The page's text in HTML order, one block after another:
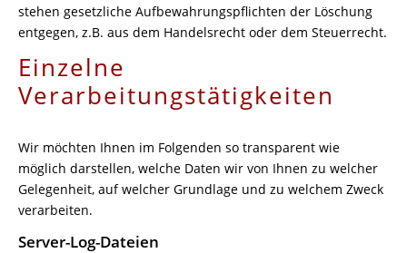
stehen gesetzliche Aufbewahrungspflichten der Löschung
entgegen, z.B. aus dem Handelsrecht oder dem Steuerrecht.
Einzelne
Verarbeitungstätigkeiten
Wir möchten Ihnen im Folgenden so transparent wie
möglich darstellen, welche Daten wir von Ihnen zu welcher
Gelegenheit, auf welcher Grundlage und zu welchem Zweck
verarbeiten.
Server-Log-Dateien